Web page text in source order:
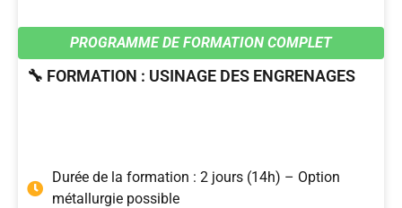
PROGRAMME DE FORMATION COMPLET
🔧 FORMATION : USINAGE DES ENGRENAGES
Durée de la formation : 2 jours (14h) – Option
métallurgie possible